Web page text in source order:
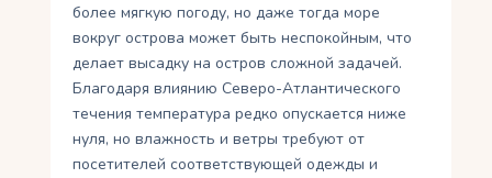
более мягкую погоду, но даже тогда море
вокруг острова может быть неспокойным, что
делает высадку на остров сложной задачей.
Благодаря влиянию Северо-Атлантического
течения температура редко опускается ниже
нуля, но влажность и ветры требуют от
посетителей соответствующей одежды и